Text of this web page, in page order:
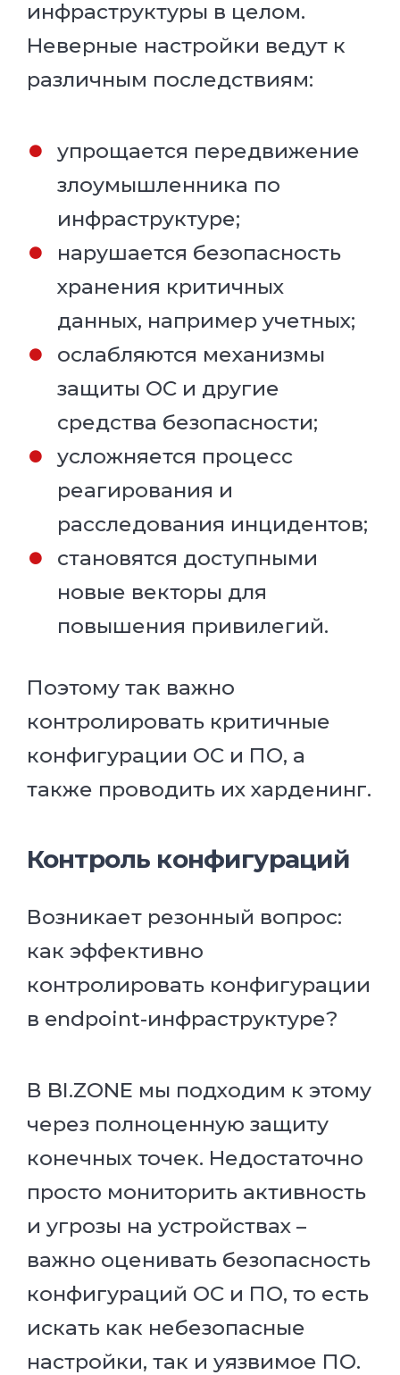
инфраструктуры в целом.
Неверные настройки ведут к
различным последствиям:
упрощается передвижение
злоумышленника по
инфраструктуре;
нарушается безопасность
хранения критичных
данных, например учетных;
ослабляются механизмы
защиты ОС и другие
средства безопасности;
усложняется процесс
реагирования и
расследования инцидентов;
становятся доступными
новые векторы для
повышения привилегий.
Поэтому так важно
контролировать критичные
конфигурации ОС и ПО, а
также проводить их харденинг.
Контроль конфигураций
Возникает резонный вопрос:
как эффективно
контролировать конфигурации
в endpoint-инфраструктуре?
В BI.ZONE мы подходим к этому
через полноценную защиту
конечных точек. Недостаточно
просто мониторить активность
и угрозы на устройствах –
важно оценивать безопасность
конфигураций ОС и ПО, то есть
искать как небезопасные
настройки, так и уязвимое ПО.